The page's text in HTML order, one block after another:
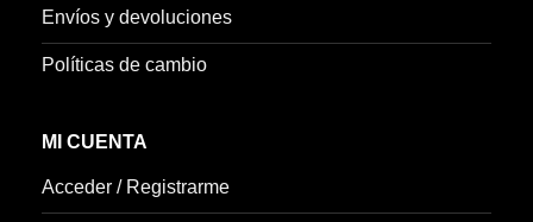
Envíos y devoluciones
Políticas de cambio
MI CUENTA
Acceder / Registrarme